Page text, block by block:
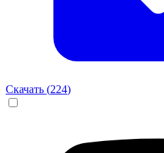
Скачать (224)